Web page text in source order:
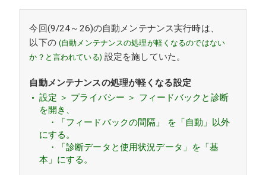
今回(9/24～26)の自動メンテナンス実行時は、
以下の(自動メンテナンスの処理が軽くなるのではない
か？と言われている) 設定を施していた。
自動メンテナンスの処理が軽くなる設定
設定 ＞ プライバシー ＞ フィードバックと診断
を開き、
・「フィードバックの間隔」 を「自動」以外
にする。
・「診断データと使用状況データ」を「基
本」にする。